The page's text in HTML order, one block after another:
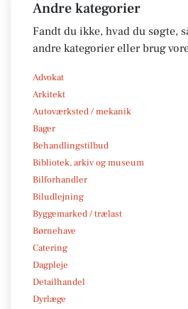
Andre kategorier
Fandt du ikke, hvad du søgte,
andre kategorier eller brug
Advokat
Arkitekt
Autoværksted / mekanik
Bager
Behandlingstilbud
Bibliotek, arkiv og museum
Bilforhandler
Biludlejning
Byggemarked / trælast
Børnehave
Catering
Dagpleje
Detailhandel
Dyrlæge